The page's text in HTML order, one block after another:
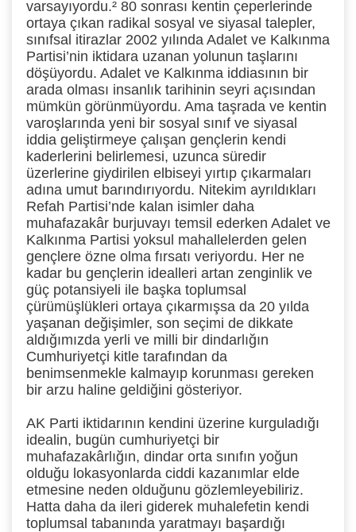
varsayıyordu.²80 sonrası kentin çeperlerinde
ortaya çıkan radikal sosyal ve siyasal talepler,
sınıfsal itirazlar 2002 yılında Adalet ve Kalkınma
Partisi’nin iktidara uzanan yolunun taşlarını
döşüyordu. Adalet ve Kalkınma iddiasının bir
arada olması insanlık tarihinin seyri açısından
mümkün görünmüyordu. Ama taşrada ve kentin
varoşlarında yeni bir sosyal sınıf ve siyasal
iddia geliştirmeye çalışan gençlerin kendi
kaderlerini belirlemesi, uzunca süredir
üzerlerine giydirilen elbiseyi yırtıp çıkarmaları
adına umut barındırıyordu. Nitekim ayrıldıkları
Refah Partisi’nde kalan isimler daha
muhafazakâr burjuvayı temsil ederken Adalet ve
Kalkınma Partisi yoksul mahallelerden gelen
gençlere özne olma fırsatı veriyordu. Her ne
kadar bu gençlerin idealleri artan zenginlik ve
güç potansiyeli ile başka toplumsal
çürümüşlükleri ortaya çıkarmışsa da 20 yılda
yaşanan değişimler, son seçimi de dikkate
aldığımızda yerli ve milli bir dindarlığın
Cumhuriyetçi kitle tarafından da
benimsenmekle kalmayıp korunması gereken
bir arzu haline geldiğini gösteriyor.
AK Parti iktidarının kendini üzerine kurguladığı
idealin, bugün cumhuriyetçi bir
muhafazakârlığın, dindar orta sınıfın yoğun
olduğu lokasyonlarda ciddi kazanımlar elde
etmesine neden olduğunu gözlemleyebiliriz.
Hatta daha da ileri giderek muhalefetin kendi
toplumsal tabanında yaratmayı başardığı